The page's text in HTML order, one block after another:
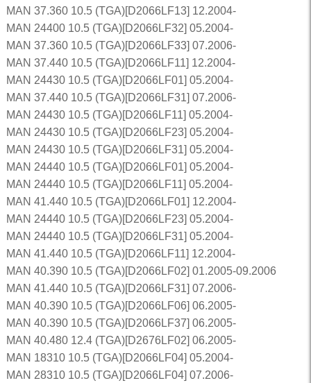
MAN 37.360 10.5 (TGA)[D2066LF13] 12.2004-
MAN 24400 10.5 (TGA)[D2066LF32] 05.2004-
MAN 37.360 10.5 (TGA)[D2066LF33] 07.2006-
MAN 37.440 10.5 (TGA)[D2066LF11] 12.2004-
MAN 24430 10.5 (TGA)[D2066LF01] 05.2004-
MAN 37.440 10.5 (TGA)[D2066LF31] 07.2006-
MAN 24430 10.5 (TGA)[D2066LF11] 05.2004-
MAN 24430 10.5 (TGA)[D2066LF23] 05.2004-
MAN 24430 10.5 (TGA)[D2066LF31] 05.2004-
MAN 24440 10.5 (TGA)[D2066LF01] 05.2004-
MAN 24440 10.5 (TGA)[D2066LF11] 05.2004-
MAN 41.440 10.5 (TGA)[D2066LF01] 12.2004-
MAN 24440 10.5 (TGA)[D2066LF23] 05.2004-
MAN 24440 10.5 (TGA)[D2066LF31] 05.2004-
MAN 41.440 10.5 (TGA)[D2066LF11] 12.2004-
MAN 40.390 10.5 (TGA)[D2066LF02] 01.2005-09.2006
MAN 41.440 10.5 (TGA)[D2066LF31] 07.2006-
MAN 40.390 10.5 (TGA)[D2066LF06] 06.2005-
MAN 40.390 10.5 (TGA)[D2066LF37] 06.2005-
MAN 40.480 12.4 (TGA)[D2676LF02] 06.2005-
MAN 18310 10.5 (TGA)[D2066LF04] 05.2004-
MAN 28310 10.5 (TGA)[D2066LF04] 07.2006-